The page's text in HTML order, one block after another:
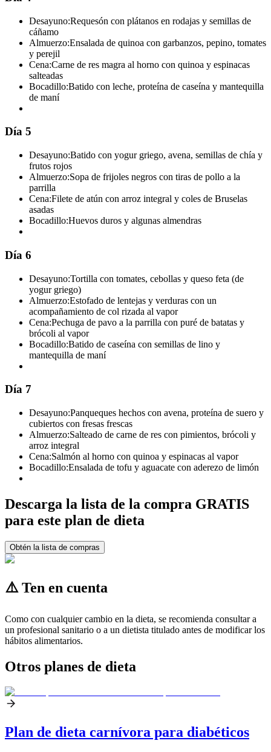
Desayuno:Requesón con plátanos en rodajas y semillas de
cáñamo
Almuerzo:Ensalada de quinoa con garbanzos, pepino, tomates
y perejil
Cena:Carne de res magra al horno con quinoa y espinacas
salteadas
Bocadillo:Batido con leche, proteína de caseína y mantequilla
de maní
Día 5
Desayuno:Batido con yogur griego, avena, semillas de chía y
frutos rojos
Almuerzo:Sopa de frijoles negros con tiras de pollo a la
parrilla
Cena:Filete de atún con arroz integral y coles de Bruselas
asadas
Bocadillo:Huevos duros y algunas almendras
Día 6
Desayuno:Tortilla con tomates, cebollas y queso feta (de
yogur griego)
Almuerzo:Estofado de lentejas y verduras con un
acompañamiento de col rizada al vapor
Cena:Pechuga de pavo a la parrilla con puré de batatas y
brócoli al vapor
Bocadillo:Batido de caseína con semillas de lino y
mantequilla de maní
Día 7
Desayuno:Panqueques hechos con avena, proteína de suero y
cubiertos con fresas frescas
Almuerzo:Salteado de carne de res con pimientos, brócoli y
arroz integral
Cena:Salmón al horno con quinoa y espinacas al vapor
Bocadillo:Ensalada de tofu y aguacate con aderezo de limón
Descarga la lista de la compra GRATIS
para este plan de dieta
Obtén la lista de compras
⚠️ Ten en cuenta
Como con cualquier cambio en la dieta, se recomienda consultar a
un profesional sanitario o a un dietista titulado antes de modificar los
hábitos alimentarios.
Otros planes de dieta
Plan de dieta carnívora para diabéticos